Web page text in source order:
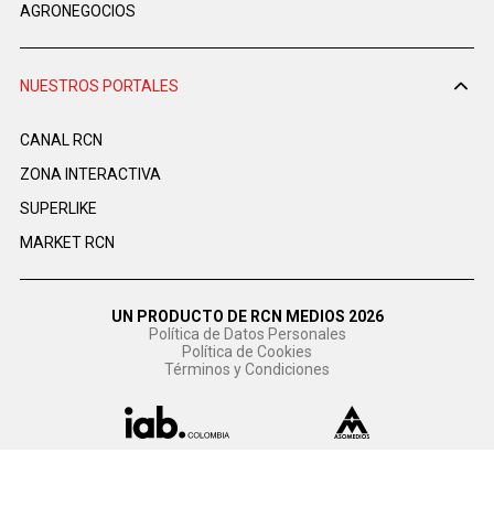
AGRONEGOCIOS
NUESTROS PORTALES
CANAL RCN
ZONA INTERACTIVA
SUPERLIKE
MARKET RCN
UN PRODUCTO DE RCN MEDIOS 2026
Política de Datos Personales
Política de Cookies
Términos y Condiciones